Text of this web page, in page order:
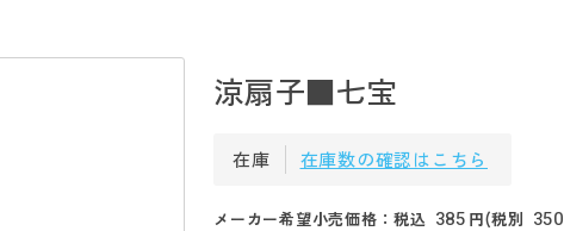
涼扇子■七宝
在庫 在庫数の確認はこちら
メーカー希望小売価格：税込 385 円(税別 350